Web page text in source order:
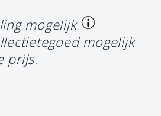
mogelijk
mogelijk
prijs.